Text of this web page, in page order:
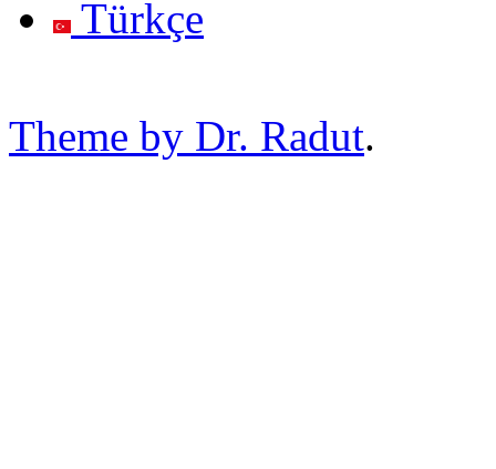
Türkçe
Theme by Dr. Radut.